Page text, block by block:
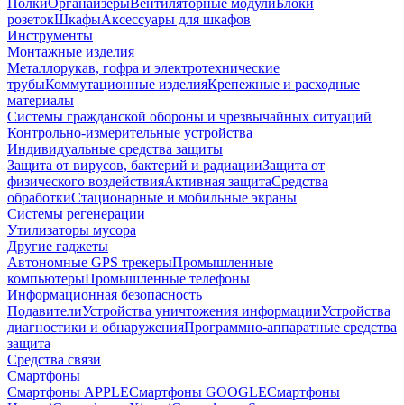
ПолкиОрганайзерыВентиляторные модулиБлоки
розетокШкафыАксессуары для шкафов
Инструменты
Монтажные изделия
Металлорукав, гофра и электротехнические
трубыКоммутационные изделияКрепежные и расходные
материалы
Системы гражданской обороны и чрезвычайных ситуаций
Контрольно-измерительные устройства
Индивидуальные средства защиты
Защита от вирусов, бактерий и радиацииЗащита от
физического воздействияАктивная защитаСредства
обработкиСтационарные и мобильные экраны
Системы регенерации
Утилизаторы мусора
Другие гаджеты
Автономные GPS трекерыПромышленные
компьютерыПромышленные телефоны
Информационная безопасность
ПодавителиУстройства уничтожения информацииУстройства
диагностики и обнаруженияПрограммно-аппаратные средства
защита
Средства связи
Смартфоны
Смартфоны APPLEСмартфоны GOOGLEСмартфоны